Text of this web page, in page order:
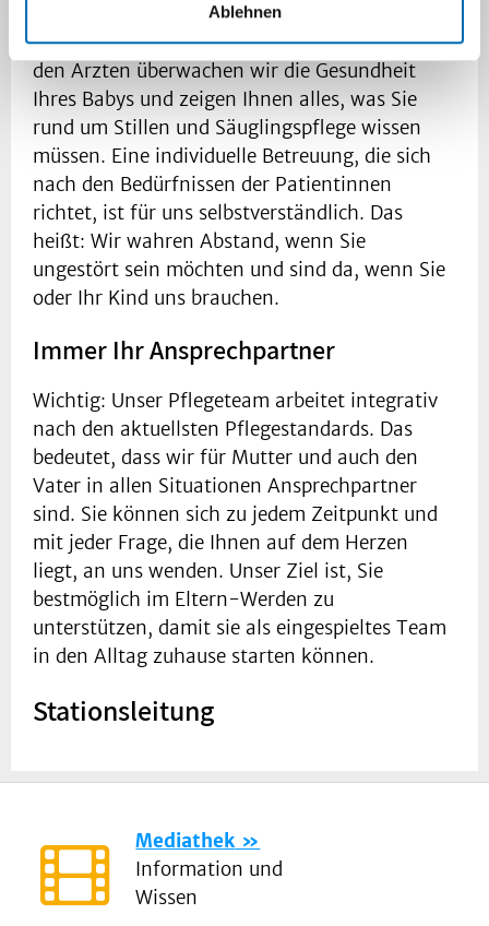
Ablehnen
der Klinik bleiben möchten, unterstützen wir
Sie in der neuen Lebensphase. Gemeinsam mit
den Ärzten überwachen wir die Gesundheit
Ihres Babys und zeigen Ihnen alles, was Sie
rund um Stillen und Säuglingspflege wissen
müssen. Eine individuelle Betreuung, die sich
nach den Bedürfnissen der Patientinnen
richtet, ist für uns selbstverständlich. Das
heißt: Wir wahren Abstand, wenn Sie
ungestört sein möchten und sind da, wenn Sie
oder Ihr Kind uns brauchen.
Immer Ihr Ansprechpartner
Wichtig: Unser Pflegeteam arbeitet integrativ
nach den aktuellsten Pflegestandards. Das
bedeutet, dass wir für Mutter und auch den
Vater in allen Situationen Ansprechpartner
sind. Sie können sich zu jedem Zeitpunkt und
mit jeder Frage, die Ihnen auf dem Herzen
liegt, an uns wenden. Unser Ziel ist, Sie
bestmöglich im Eltern-Werden zu
unterstützen, damit sie als eingespieltes Team
in den Alltag zuhause starten können.
Stationsleitung
Mediathek
Information und
Wissen